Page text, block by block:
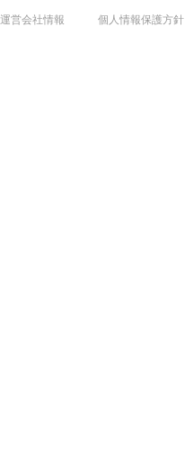
運営会社情報 個人情報保護方針